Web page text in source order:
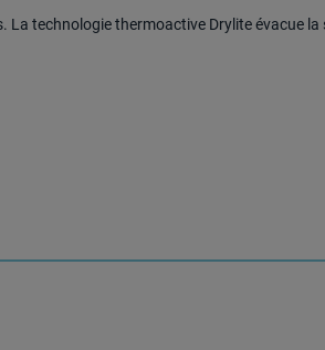
technologie thermoactive Drylite évacue